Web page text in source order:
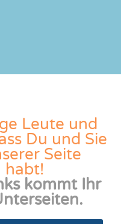
Leute und
Du und Sie
Seite
habt!
kommt Ihr